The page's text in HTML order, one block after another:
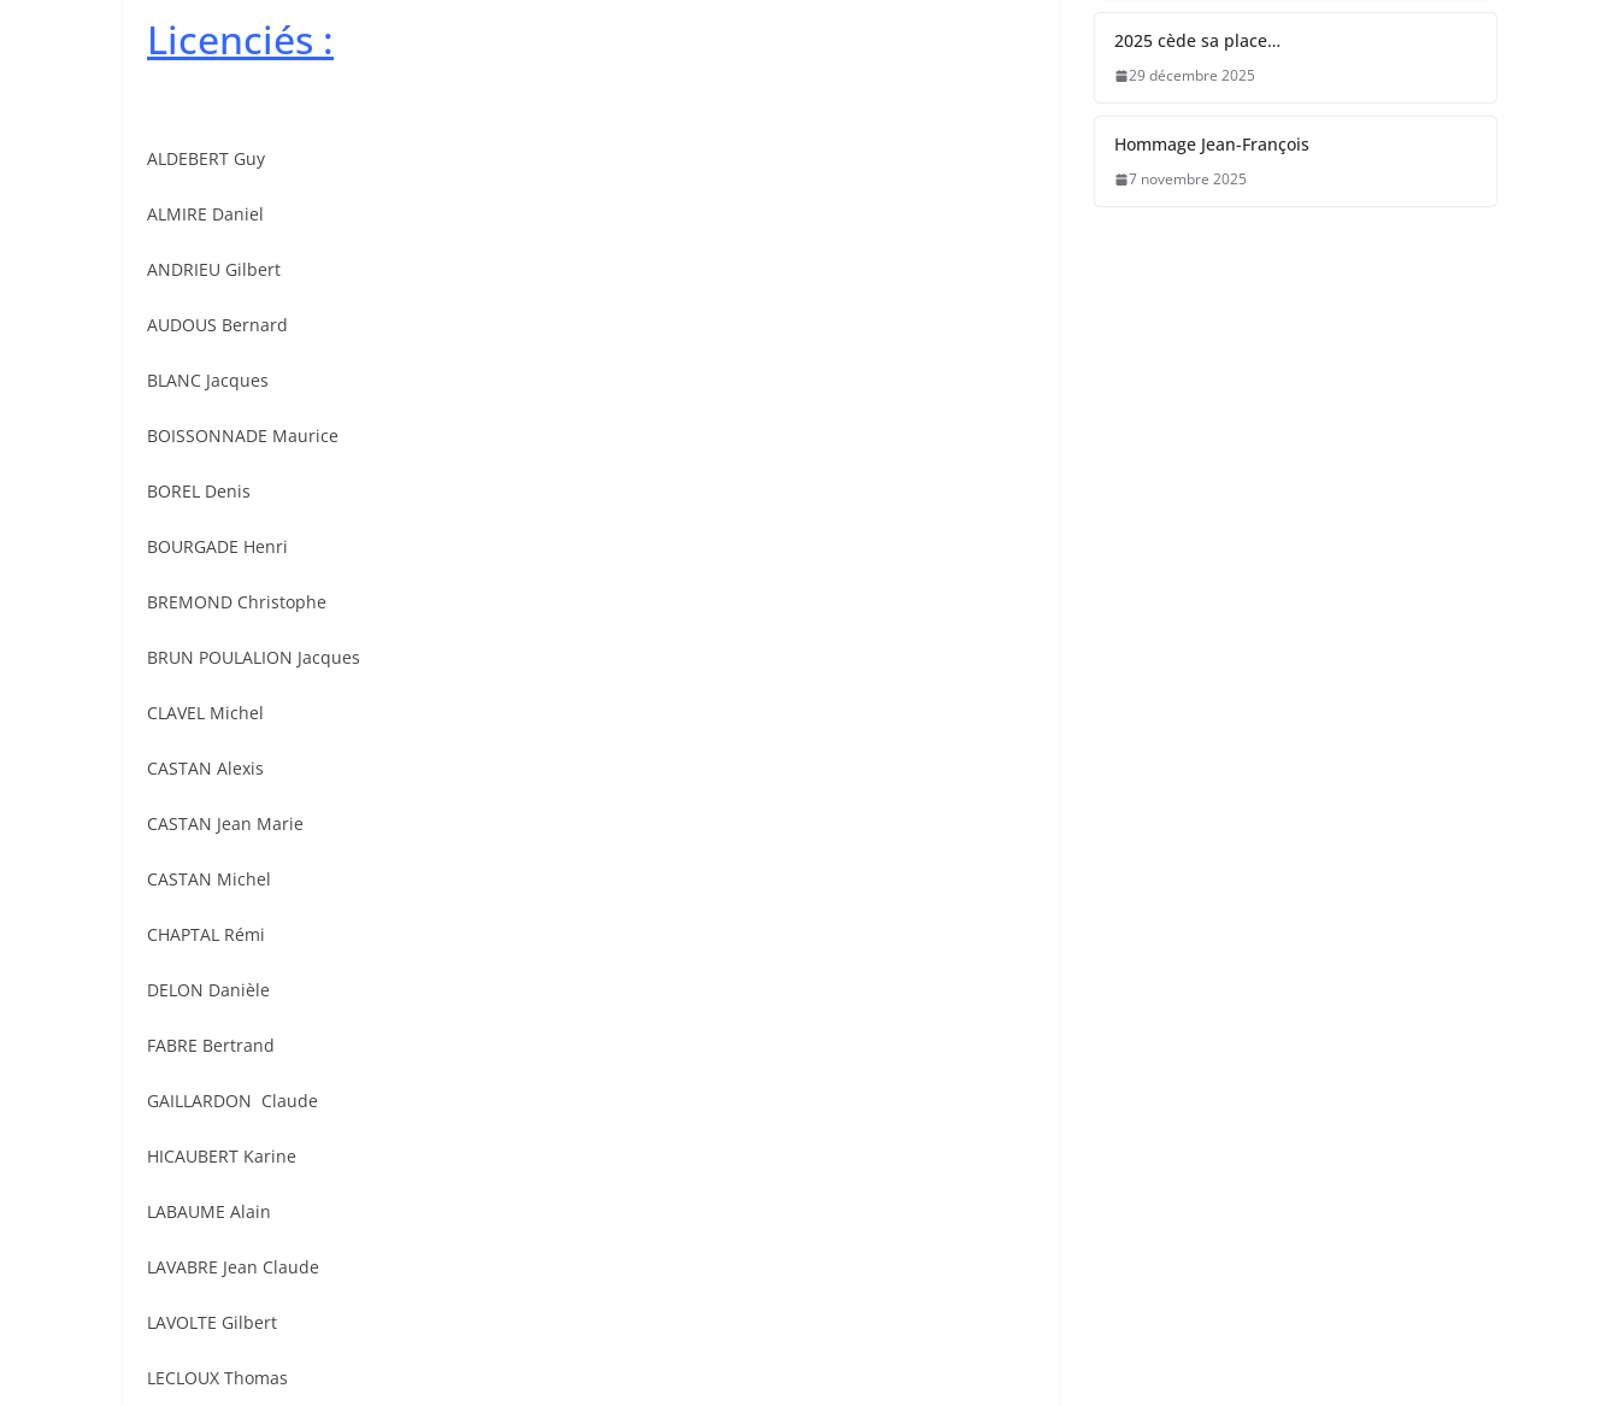
Licenciés :
ALDEBERT Guy
ALMIRE Daniel
ANDRIEU Gilbert
AUDOUS Bernard
BLANC Jacques
BOISSONNADE Maurice
BOREL Denis
BOURGADE Henri
BREMOND Christophe
BRUN POULALION Jacques
CLAVEL Michel
CASTAN Alexis
CASTAN Jean Marie
CASTAN Michel
CHAPTAL Rémi
DELON Danièle
FABRE Bertrand
GAILLARDON Claude
HICAUBERT Karine
LABAUME Alain
LAVABRE Jean Claude
LAVOLTE Gilbert
LECLOUX Thomas
2025 cède sa place…
29 décembre 2025
Hommage Jean-François
7 novembre 2025